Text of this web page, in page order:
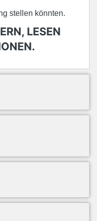
stellen könnten.
LESEN